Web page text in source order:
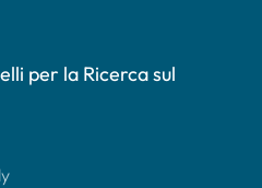
per la Ricerca sul